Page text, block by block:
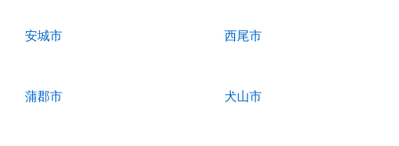
安城市 西尾市
蒲郡市 犬山市